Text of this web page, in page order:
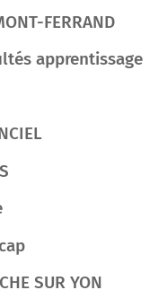
FERRAND
apprentissage
SUR YON